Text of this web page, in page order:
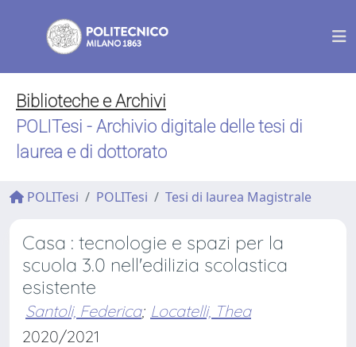
Biblioteche e Archivi
POLITesi - Archivio digitale delle tesi di
laurea e di dottorato
POLITesi POLITesi Tesi di laurea Magistrale
Casa : tecnologie e spazi per la
scuola 3.0 nell'edilizia scolastica
esistente
Santoli, Federica; Locatelli, Thea
2020/2021